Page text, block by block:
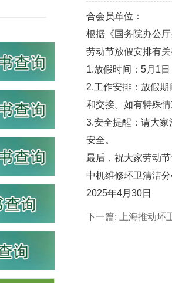
合会员单位：
根据《国务院办公
劳动节放假安排有
1.放假时间：5月1
2.工作安排：放假
和交接。如有特殊
3.安全提醒：请大
安全。
最后，祝大家劳动
中机维修环卫清洁
2025年4月30日
下一篇: 上海推动环